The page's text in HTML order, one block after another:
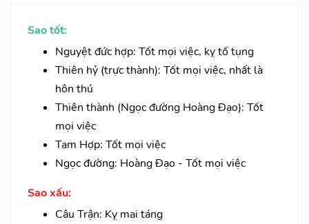
Sao tốt:
Nguyệt đức hợp: Tốt mọi việc, kỵ tố tụng
Thiên hỷ (trực thành): Tốt mọi việc, nhất là
hôn thú
Thiên thành (Ngọc đường Hoàng Đạo): Tốt
mọi việc
Tam Hợp: Tốt mọi việc
Ngọc đường: Hoàng Đạo - Tốt mọi việc
Sao xấu:
Câu Trận: Kỵ mai táng